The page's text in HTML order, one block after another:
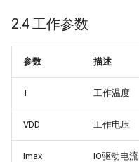
2.4 工作参数
参数 描述
T 工作温度
VDD 工作电压
Imax IO驱动电流